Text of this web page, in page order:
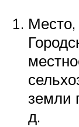
Место,
земли
д.